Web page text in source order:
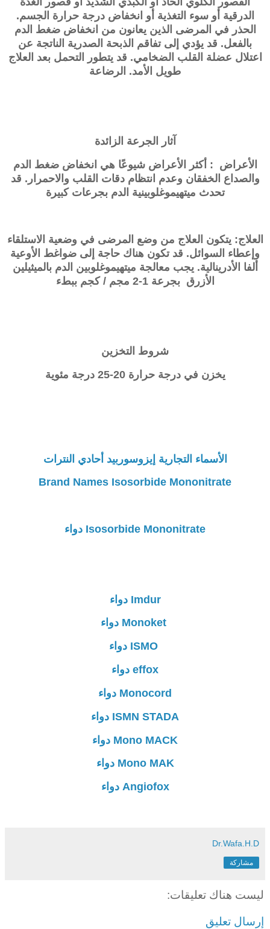
الدرقية أو سوء التغذية أو انخفاض درجة حرارة الجسم.
الحذر في المرضى الذين يعانون من انخفاض ضغط الدم
بالفعل. قد يؤدي إلى تفاقم الذبحة الصدرية الناتجة عن
اعتلال عضلة القلب الضخامي. قد يتطور التحمل بعد العلاج
طويل الأمد. الرضاعة
آثار الجرعة الزائدة
الأعراض : أكثر الأعراض شيوعًا هي انخفاض ضغط الدم
والصداع الخفقان وعدم انتظام دقات القلب والاحمرار. قد
تحدث ميتهيموغلوبينية الدم بجرعات كبيرة
العلاج: يتكون العلاج من وضع المرضى في وضعية الاستلقاء
وإعطاء السوائل. قد تكون هناك حاجة إلى ضواغط الأوعية
ألفا الأدرينالية. يجب معالجة ميتهيموغلوبين الدم بالميثيلين
الأزرق بجرعة 1-2 مجم / كجم ببطء
شروط التخزين
يخزن في درجة حرارة 20-25 درجة مئوية
الأسماء التجارية إيزوسوربيد أحادي النترات
Brand Names Isosorbide Mononitrate
Isosorbide Mononitrate دواء
Imdur دواء
effox دواء
Monocord دواء
ISMN STADA دواء
Mono MACK دواء
Mono MAK دواء
Angiofox دواء
Dr.Wafa.H.D
مشاركة
ليست هناك تعليقات:
إرسال تعليق